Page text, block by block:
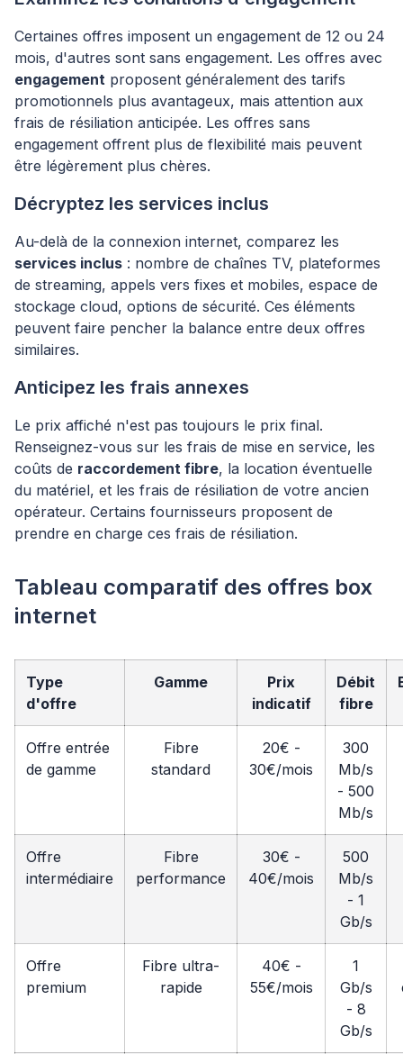
Certaines offres imposent un engagement de 12 ou 24
mois, d'autres sont sans engagement. Les offres avec
engagement proposent généralement des tarifs
promotionnels plus avantageux, mais attention aux
frais de résiliation anticipée. Les offres sans
engagement offrent plus de flexibilité mais peuvent
être légèrement plus chères.
Décryptez les services inclus
Au-delà de la connexion internet, comparez les
services inclus : nombre de chaînes TV, plateformes
de streaming, appels vers fixes et mobiles, espace de
stockage cloud, options de sécurité. Ces éléments
peuvent faire pencher la balance entre deux offres
similaires.
Anticipez les frais annexes
Le prix affiché n'est pas toujours le prix final.
Renseignez-vous sur les frais de mise en service, les
coûts de raccordement fibre, la location éventuelle
du matériel, et les frais de résiliation de votre ancien
opérateur. Certains fournisseurs proposent de
prendre en charge ces frais de résiliation.
Tableau comparatif des offres box
internet
Type
d'offre
Gamme
Prix
indicatif
Débit
fibre
Offre entrée
de gamme
Fibre
standard
20€ -
30€/mois
300
Mb/s
- 500
Mb/s
Offre
intermédiaire
Fibre
performance
30€ -
40€/mois
500
Mb/s
- 1
Gb/s
Offre
premium
Fibre ultra-
rapide
40€ -
55€/mois
1
Gb/s
- 8
Gb/s